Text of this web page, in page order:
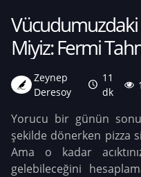
Miyiz: Fermi
Zeynep
Deresoy
11
dk
Yorucu bir günün
şekilde dönerken pizza
Ama o kadar
gelebileceğini